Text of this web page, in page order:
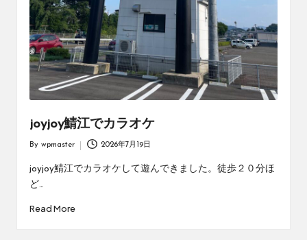
joyjoy鯖江でカラオケ
by
By wpmaster 2026年7月19日
joyjoy鯖江でカラオケして遊んできました。徒歩２０分ほ
ど…
Read More